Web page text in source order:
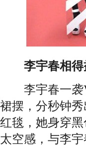
李宇春相
李宇春一袭V
裙摆，分秒钟
红毯，她身穿
太空感，与李